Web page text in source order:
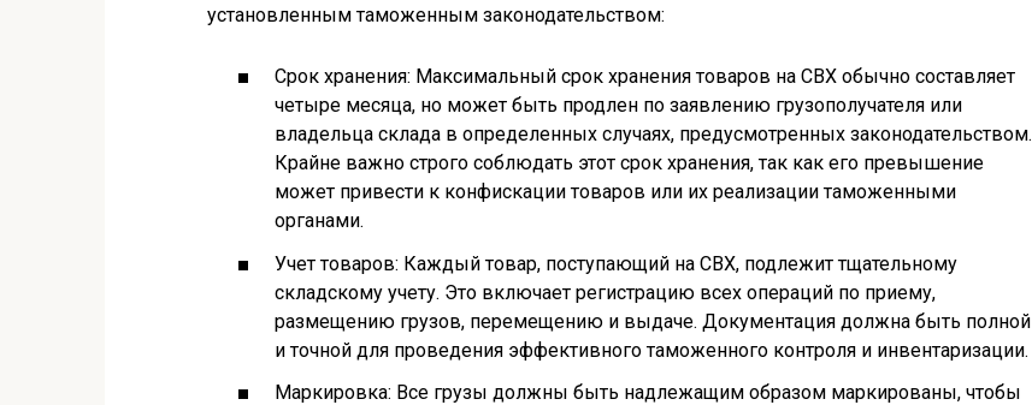
установленным таможенным законодательством:
Срок хранения: Максимальный срок хранения товаров на СВХ обычно составляет
четыре месяца, но может быть продлен по заявлению грузополучателя или
владельца склада в определенных случаях, предусмотренных законодательством.
Крайне важно строго соблюдать этот срок хранения, так как его превышение
может привести к конфискации товаров или их реализации таможенными
органами.
Учет товаров: Каждый товар, поступающий на СВХ, подлежит тщательному
складскому учету. Это включает регистрацию всех операций по приему,
размещению грузов, перемещению и выдаче. Документация должна быть полной
и точной для проведения эффективного таможенного контроля и инвентаризации.
Маркировка: Все грузы должны быть надлежащим образом маркированы, чтобы